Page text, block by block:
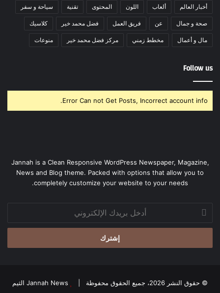
أخبار العالم ألعاب اللون المحتوى تقنية سياحة و سفر
صحة و جمال عن فريق العمل فضل محمد خير كلاسيك
مال و أعمال مخطط زمني مركز فضل محمد خير منوعات
Follow us
Error Can not Get Posts, Incorrect account info.
Jannah is a Clean Responsive WordPress Newspaper, Magazine,
News and Blog theme. Packed with options that allow you to
completely customize your website to your needs.
أدخل
بريدك
الإلكتروني
© حقوق النشر 2026، جميع الحقوق محفوظة | Jannah News الثيم